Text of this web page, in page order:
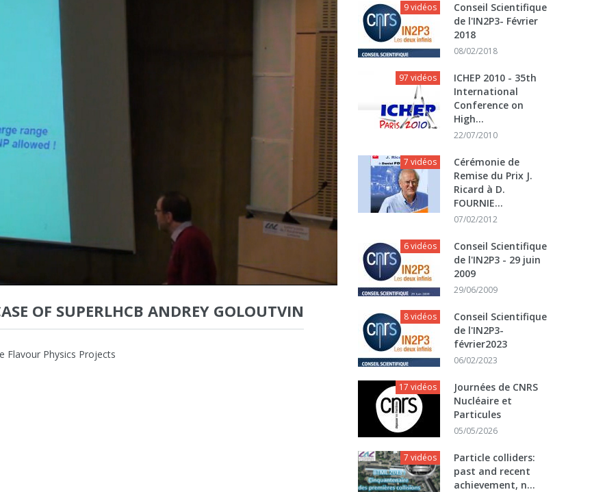
OF SUPERLHCB ANDREY GOLOUTVIN
Flavour Physics Projects
9 vidéos
Conseil Scientifique
de l'IN2P3- Février
2018
08/02/2018
97 vidéos
ICHEP 2010 - 35th
International
Conference on
High...
22/07/2010
7 vidéos
Cérémonie de
Remise du Prix J.
Ricard à D.
FOURNIE...
07/02/2012
6 vidéos
Conseil Scientifique
de l'IN2P3 - 29 juin
2009
29/06/2009
8 vidéos
Conseil Scientifique
de l'IN2P3-
février2023
06/02/2023
17 vidéos
Journées de CNRS
Nucléaire et
Particules
05/05/2026
7 vidéos
Particle colliders:
past and recent
achievement, n...